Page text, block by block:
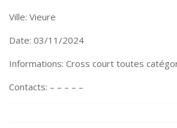
Ville: Vieure
Date: 03/11/2024
Informations: Cross court toutes
Contacts: – – – – –